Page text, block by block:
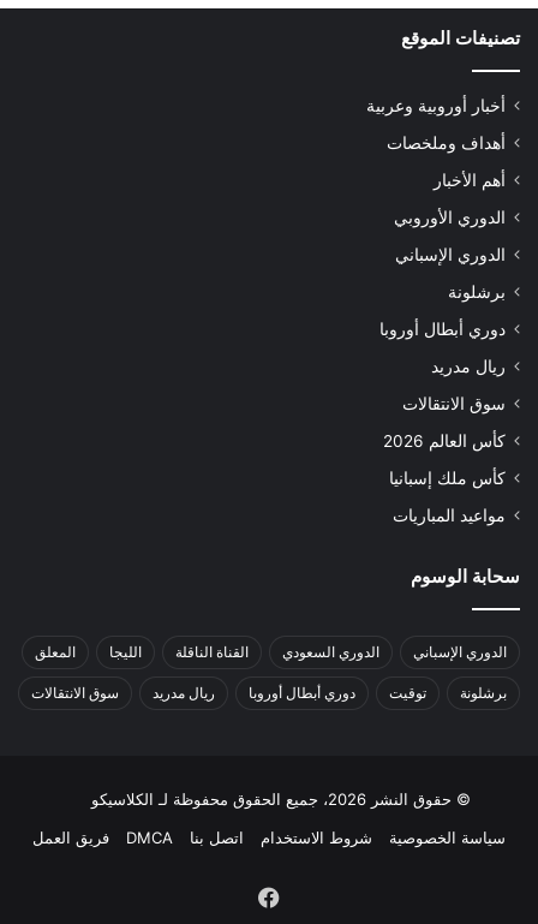
تصنيفات الموقع
أخبار أوروبية وعربية
أهداف وملخصات
أهم الأخبار
الدوري الأوروبي
الدوري الإسباني
برشلونة
دوري أبطال أوروبا
ريال مدريد
سوق الانتقالات
كأس العالم 2026
كأس ملك إسبانيا
مواعيد المباريات
سحابة الوسوم
الدوري الإسباني الدوري السعودي القناة الناقلة الليجا المعلق
برشلونة توقيت دوري أبطال أوروبا ريال مدريد سوق الانتقالات
© حقوق النشر 2026، جميع الحقوق محفوظة لـ الكلاسيكو
سياسة الخصوصية
شروط الاستخدام اتصل بنا DMCA فريق العمل
فيسبوك